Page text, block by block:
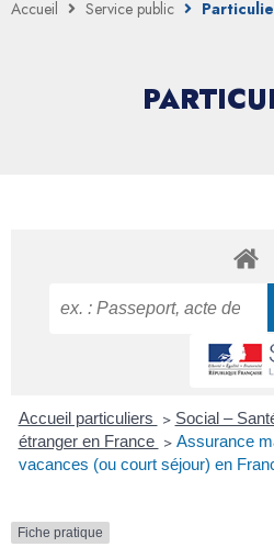
Accueil Service public
Accueil particuliers > Social –
étranger en France > Assurance
vacances (ou court séjour) en
Fiche pratique